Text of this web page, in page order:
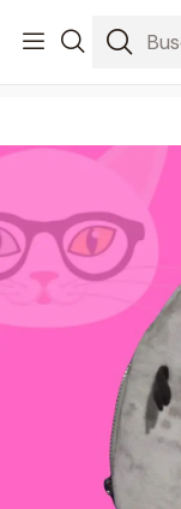
🚐 Envíos